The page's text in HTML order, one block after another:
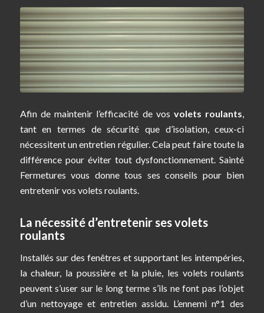
Afin de maintenir l’efficacité de vosvolets roulants,
tant en termes de sécurité que d’isolation, ceux-ci
nécessitent un entretien régulier. Cela peut faire toute la
différence pour éviter tout dysfonctionnement. Sainté
Fermetures vous donne tous ses conseils pour bien
entretenir vos volets roulants.
La nécessité d’entretenir ses volets
roulants
Installés sur des fenêtres et supportant les intempéries,
la chaleur, la poussière et la pluie, les volets roulants
peuvent s’user sur le long terme s’ils ne font pas l’objet
d’un nettoyage et entretien assidu. L’ennemi n°1 des